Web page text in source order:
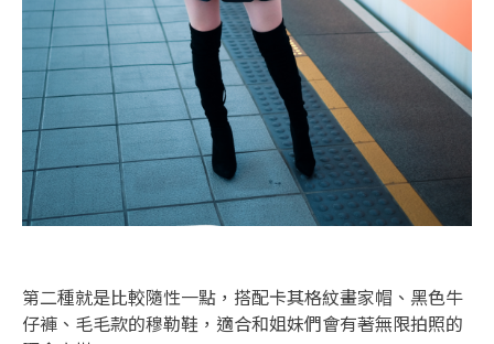
第二種就是比較隨性一點，搭配卡其格紋畫家帽、黑色牛
仔褲、毛毛款的穆勒鞋，適合和姐妹們會有著無限拍照的